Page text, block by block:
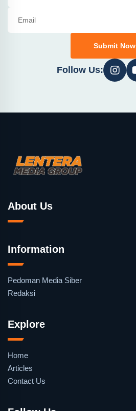
Submit Now
Follow Us:
About Us
Information
Pedoman Media Siber
Redaksi
Explore
Home
Articles
Contact Us